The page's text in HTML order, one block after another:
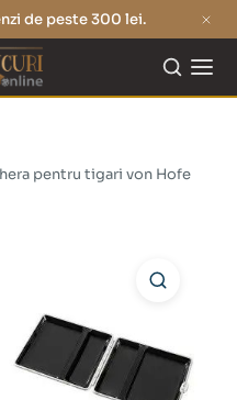
de peste 300 lei.
pentru tigari von Hofe